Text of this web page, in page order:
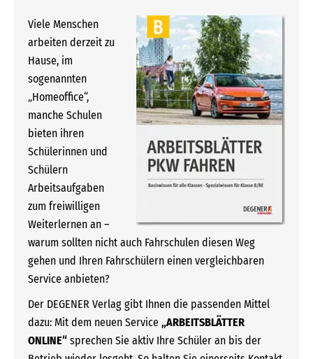
Viele Menschen
arbeiten derzeit zu
Hause, im
sogenannten
„Homeoffice“,
manche Schulen
bieten ihren
Schülerinnen und
Schülern
Arbeitsaufgaben
zum freiwilligen
Weiterlernen an –
warum sollten nicht auch Fahrschulen diesen Weg
gehen und Ihren Fahrschülern einen vergleichbaren
Service anbieten?
Der DEGENER Verlag gibt Ihnen die passenden Mittel
dazu: Mit dem neuen Service „ARBEITSBLÄTTER
ONLINE“ sprechen Sie aktiv Ihre Schüler an bis der